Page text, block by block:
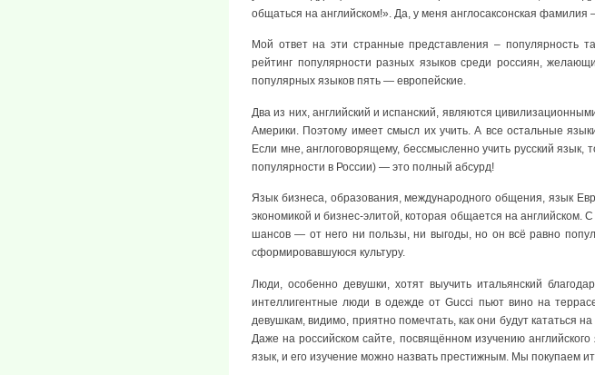
общаться на английском!». Да, у меня англосаксонская
Мой ответ на эти странные представления – популярность
рейтинг популярности разных языков среди россиян,
популярных языков пять — европейские.
Два из них, английский и испанский, являются
Америки. Поэтому имеет смысл их учить. А все остальные
Если мне, англоговорящему, бессмысленно учить русский язык,
популярности в России) — это полный абсурд!
Язык бизнеса, образования, международного общения, язык
экономикой и бизнес-элитой, которая общается на английском.
шансов — от него ни пользы, ни выгоды, но он всё равно
сформировавшуюся культуру.
Люди, особенно девушки, хотят выучить итальянский
интеллигентные люди в одежде от Gucci пьют вино на
девушкам, видимо, приятно помечтать, как они будут кататься
Даже на российском сайте, посвящённом изучению
язык, и его изучение можно назвать престижным. Мы покупаем